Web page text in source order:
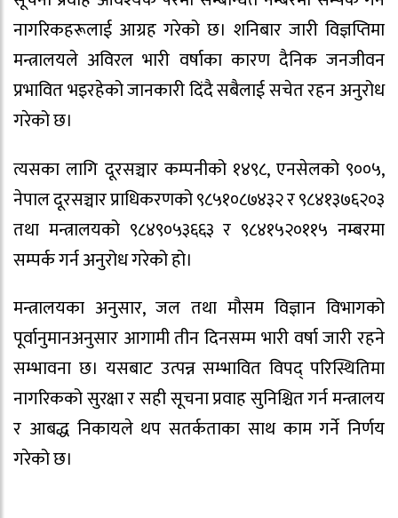
नागरिकहरूलाई आग्रह गरेको छ। शनिबार जारी विज्ञप्तिमा
मन्त्रालयले अविरल भारी वर्षाका कारण दैनिक जनजीवन
प्रभावित भइरहेको जानकारी दिंदै सबैलाई सचेत रहन अनुरोध
गरेको छ।
त्यसका लागि दूरसञ्चार कम्पनीको १४९८, एनसेलको ९००५,
नेपाल दूरसञ्चार प्राधिकरणको ९८५१०८७४३२ र ९८४१३७६२०३
तथा मन्त्रालयको ९८४९०५३६६३ र ९८४१५२०११५ नम्बरमा
सम्पर्क गर्न अनुरोध गरेको हो।
मन्त्रालयका अनुसार, जल तथा मौसम विज्ञान विभागको
पूर्वानुमानअनुसार आगामी तीन दिनसम्म भारी वर्षा जारी रहने
सम्भावना छ। यसबाट उत्पन्न सम्भावित विपद् परिस्थितिमा
नागरिकको सुरक्षा र सही सूचना प्रवाह सुनिश्चित गर्न मन्त्रालय
र आबद्ध निकायले थप सतर्कताका साथ काम गर्ने निर्णय
गरेको छ।